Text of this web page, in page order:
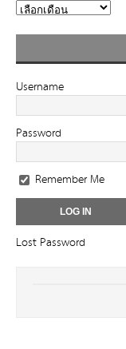
Username
Password
Remember Me
Lost Password